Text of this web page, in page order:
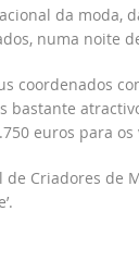
da moda,
numa noite
coordenados
euros para os
de Criadores